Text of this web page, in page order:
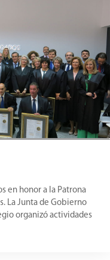
en honor a la Patrona
La Junta de Gobierno
organizó actividades